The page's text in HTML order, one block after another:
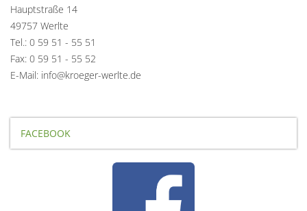
Hauptstraße 14
49757 Werlte
Tel.: 0 59 51 - 55 51
Fax: 0 59 51 - 55 52
E-Mail: info@kroeger-werlte.de
FACEBOOK